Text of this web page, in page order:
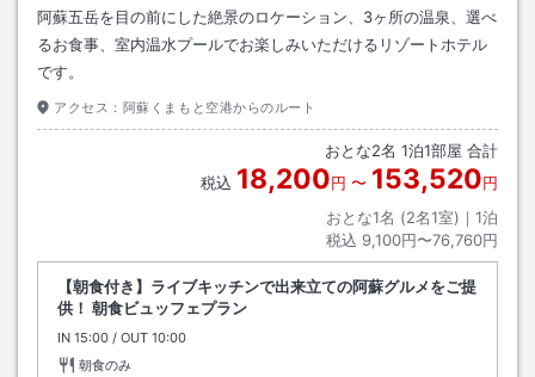
阿蘇五岳を目の前にした絶景のロケーション、3ヶ所の温泉、選べ
るお食事、室内温水プールでお楽しみいただけるリゾートホテル
です。
アクセス： 阿蘇くまもと空港からのルート
おとな2名 1泊1部屋 合計
税込 18,200円 〜 153,520円
おとな1名 (2名1室)｜ 1泊
税込 9,100円〜76,760円
【朝食付き】ライブキッチンで出来立ての阿蘇グルメをご提
供！ 朝食ビュッフェプラン
IN チェックイン
15:00 / OUT チェックアウト
10:00
朝食のみ